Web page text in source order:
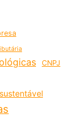
CNPJ